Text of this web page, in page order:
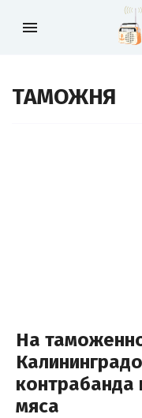
menu
ТАМОЖНЯ
На
мяса